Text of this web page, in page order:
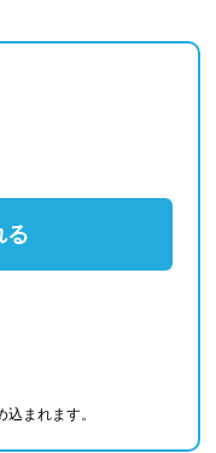
る
まれます。